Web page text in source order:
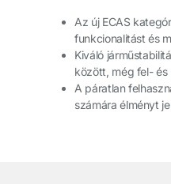
Az új ECAS
funkcionalitást és
Kiváló
között, még fel- és
A páratlan
számára élményt